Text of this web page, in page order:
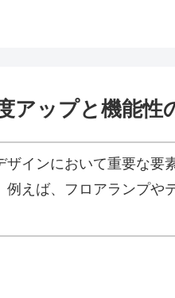
アップと機能性
ザインにおいて重要な要
例えば、フロアランプや